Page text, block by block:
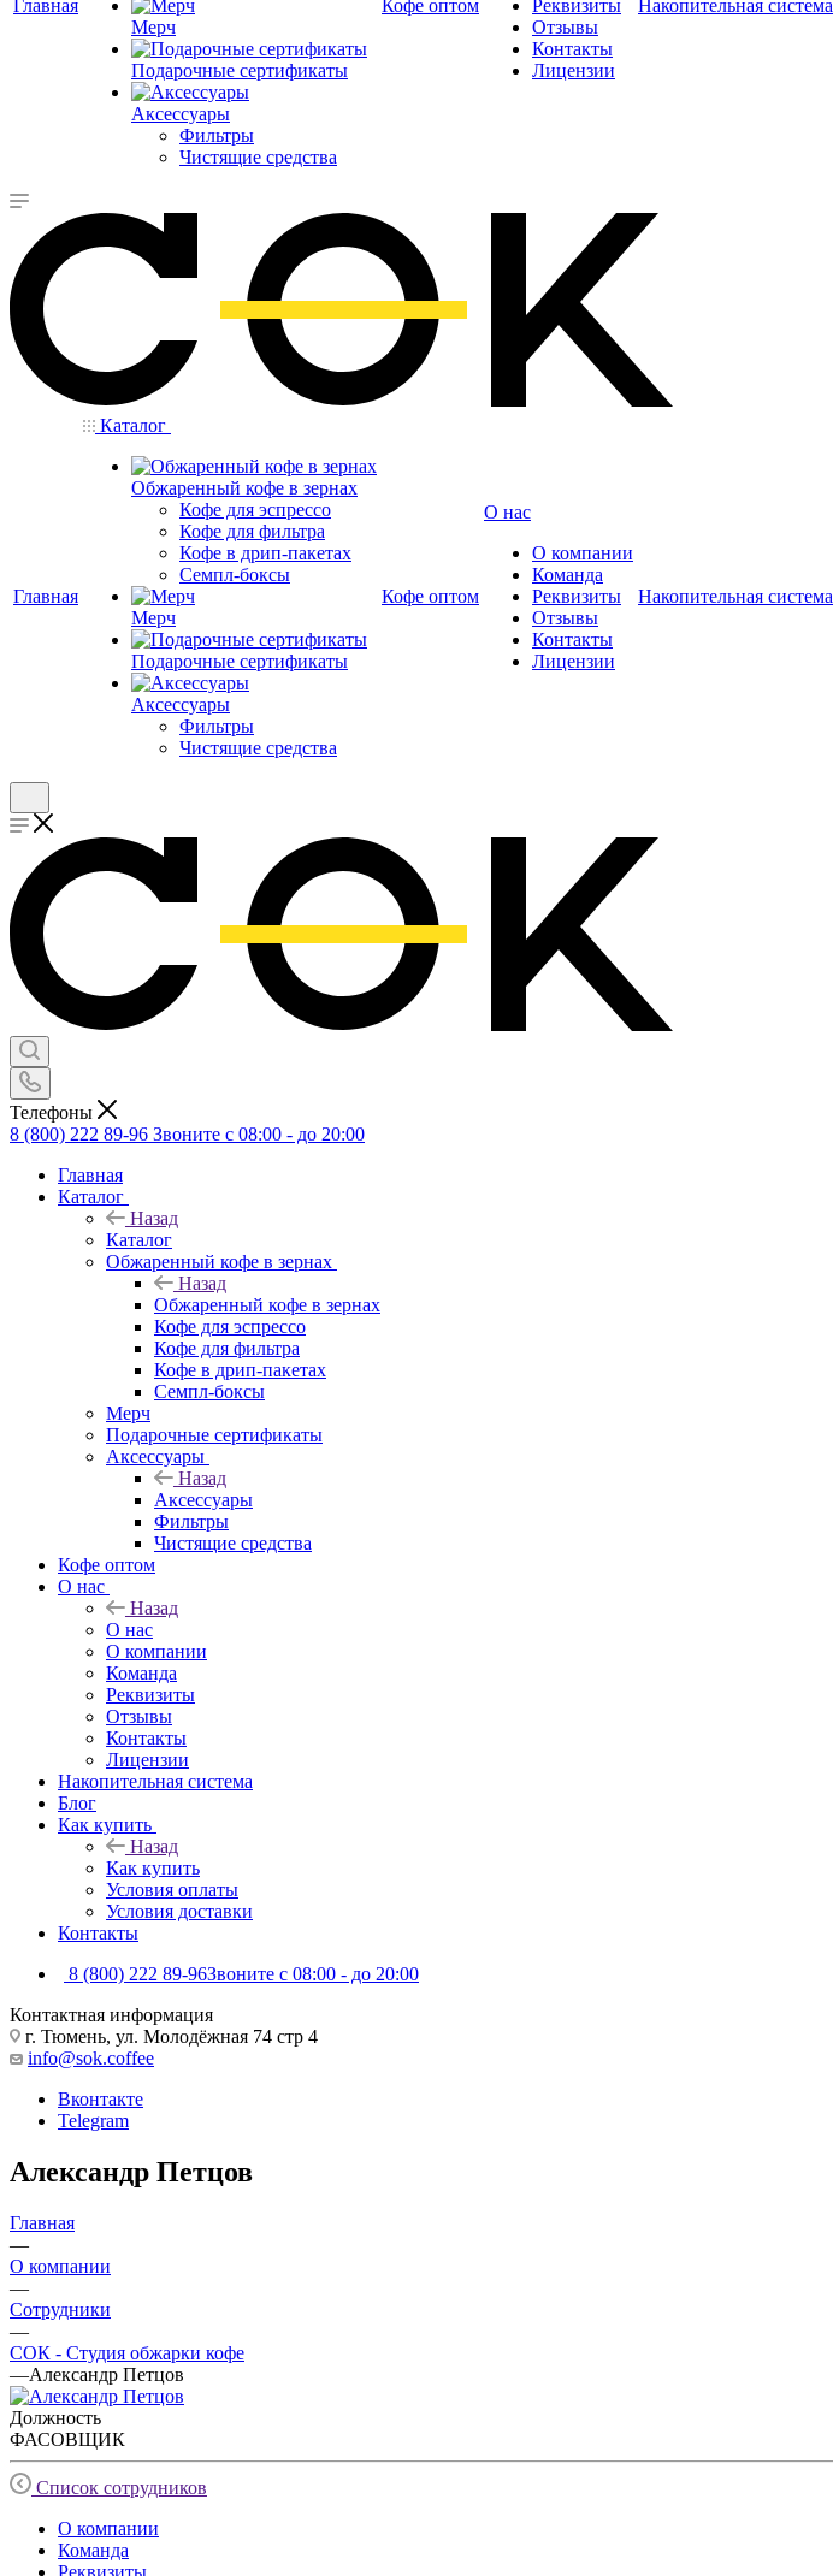
Главная
Мерч
Подарочные сертификаты
Аксессуары
Фильтры
Чистящие средства
Кофе оптом
Реквизиты
Отзывы
Контакты
Лицензии
Накопительная система
Главная
Каталог
Обжаренный кофе в зернах
Кофе для эспрессо
Кофе для фильтра
Кофе в дрип-пакетах
Семпл-боксы
Мерч
Подарочные сертификаты
Аксессуары
Фильтры
Чистящие средства
Кофе оптом
О нас
О компании
Команда
Реквизиты
Отзывы
Контакты
Лицензии
Накопительная система
Телефоны
8 (800) 222 89-96 Звоните с 08:00 - до 20:00
Главная
Каталог
Назад
Каталог
Обжаренный кофе в зернах
Назад
Обжаренный кофе в зернах
Кофе для эспрессо
Кофе для фильтра
Кофе в дрип-пакетах
Семпл-боксы
Мерч
Подарочные сертификаты
Аксессуары
Назад
Аксессуары
Фильтры
Чистящие средства
Кофе оптом
О нас
Назад
О нас
О компании
Команда
Реквизиты
Отзывы
Контакты
Лицензии
Накопительная система
Блог
Как купить
Назад
Как купить
Условия оплаты
Условия доставки
Контакты
8 (800) 222 89-96Звоните с 08:00 - до 20:00
Контактная информация
г. Тюмень, ул. Молодёжная 74 стр 4
info@sok.coffee
Вконтакте
Telegram
Александр Петцов
Главная
—
О компании
—
Сотрудники
—
СОК - Студия обжарки кофе
—Александр Петцов
Должность
ФАСОВЩИК
Список сотрудников
О компании
Команда
Реквизиты